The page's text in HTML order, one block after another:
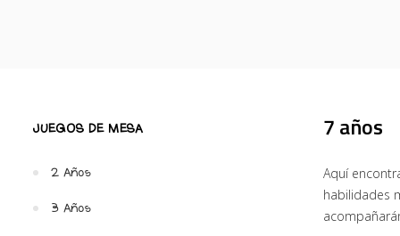
JUEGOS DE MESA
2 Años
3 Años
7 años
Aquí
habilidades